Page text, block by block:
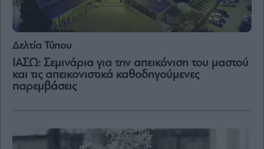
The
Value
Investor
Χρηματιστηριακές
Ανακοινώσεις
Content
Δελτία Τύπου
ΙΑΣΩ: Σεμινάρια για την απεικόνιση του μαστού
και τις απεικονιστικά καθοδηγούμενες
παρεμβάσεις